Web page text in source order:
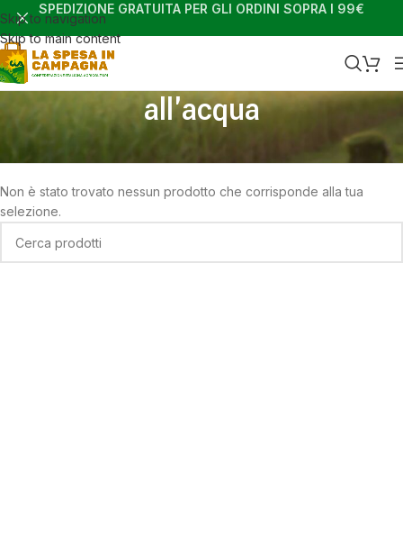
Skip to navigation
Skip to main content
SPEDIZIONE GRATUITA PER GLI ORDINI SOPRA I 99€
all'acqua
Home Shop
Non è stato trovato nessun prodotto che corrisponde alla tua
selezione.